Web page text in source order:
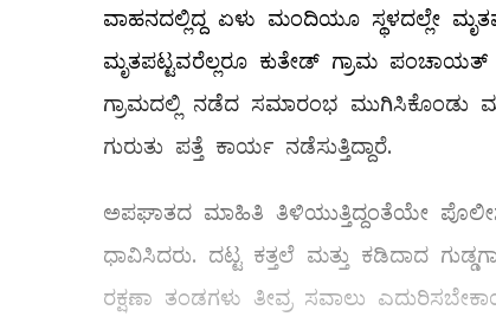
ವಾಹನದಲ್ಲಿದ್ದ ಏಳು ಮಂದಿಯೂ ಸ್ಥಳದಲ್ಲೇ
ಮೃತಪಟ್ಟವರೆಲ್ಲರೂ ಕುತೇಡ್ ಗ್ರಾಮ
ಗ್ರಾಮದಲ್ಲಿ ನಡೆದ ಸಮಾರಂಭ ಮುಗಿಸಿಕೊಂಡು
ಗುರುತು ಪತ್ತೆ ಕಾರ್ಯ ನಡೆಸುತ್ತಿದ್ದಾರೆ.
ಅಪಘಾತದ ಮಾಹಿತಿ ತಿಳಿಯುತ್ತಿದ್ದಂತೆಯೇ
ಧಾವಿಸಿದರು. ದಟ್ಟ ಕತ್ತಲೆ ಮತ್ತು ಕಡಿದಾದ
ರಕ್ಷಣಾ ತಂಡಗಳು ತೀವ್ರ ಸವಾಲು